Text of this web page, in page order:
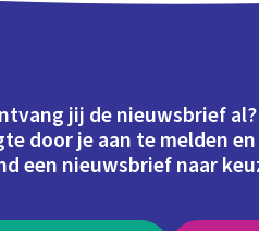
jij de nieuwsbrief
door je aan te melden
een nieuwsbrief naar